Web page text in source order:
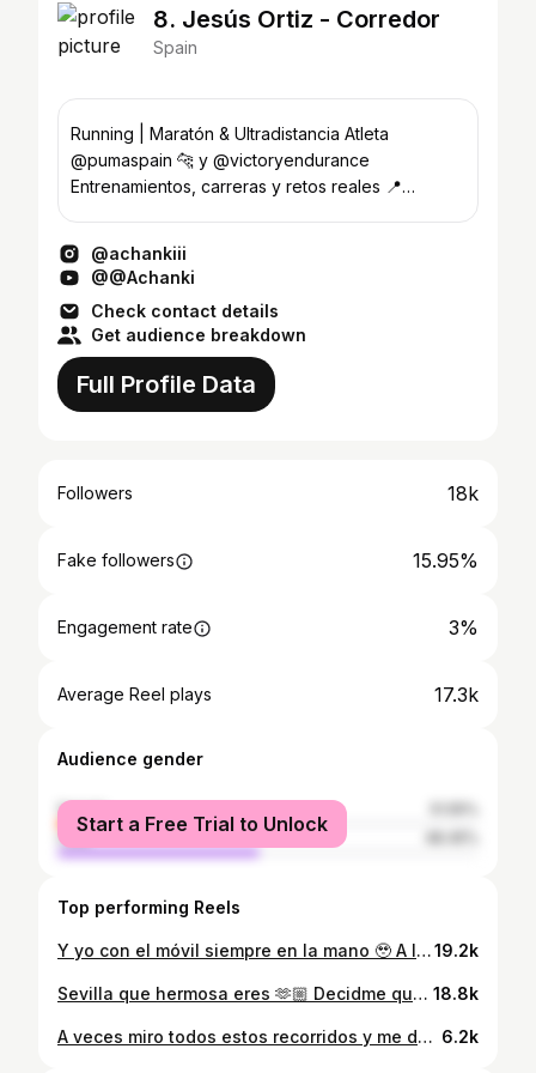
8. Jesús Ortiz - Corredor
Spain
Running | Maratón & Ultradistancia Atleta
@pumaspain 🐆 y @victoryendurance
Entrenamientos, carreras y retos reales 📍
@achankiii
@@Achanki
Check contact details
Get audience breakdown
Full Profile Data
Followers 18k
Fake followers 15.95%
Engagement rate 3%
Average Reel plays 17.3k
Audience gender
female
male
Start a Free Trial to Unlock
Top performing Reels
Y yo con el móvil siempre en la mano 🥹 A la próxima lo dejo en casa! 👉🏼👈🏼19.2k
Sevilla que hermosa eres 🫶🏼 Decidme que también hacéis esto cuando vais a correr a un sitio nuevo 😌 Aunque si vas muy rápido hay cosas que no te das cuenta 😅 18.8k
A veces miro todos estos recorridos y me doy cuenta de que no son solo líneas en un mapa… son los meses de mi vida que he dedicado a perseguir un sueño. Este año he corrido carreras, entrenos que parecían carreras, días en los que salía con ganas y otros en los que me costaba hasta atarme las zapatillas. He dejado cosas de lado, he dicho que no a planes, he cambiado horarios y he ajustado mi vida para una sola idea: llegar a Valencia preparado para pelear el sub 2:50. Y mientras entrenaba, me di cuenta de que no lo hacía solo por una marca. Lo hacía por mí. Por crecer. Por ver hasta dónde puedo llegar si de verdad me comprometo. Por ese desarrollo personal que te regala el running sin que te des cuenta: disciplina, constancia, paciencia… y una versión de ti que no aparece si no la buscas. Cada una de estas rutas tiene detrás un día bueno, uno malo, una duda, una pequeña victoria o un “vamos a intentarlo otra vez”. Y todo junto forma una historia que solo tiene sentido cuando miras atrás y piensas: “Mereció la pena levantarse incluso cuando no apetecía.” Ahora, con todo el trabajo hecho, Valencia está aquí delante. Y yo también. Con todo lo que he corrido, con todo lo que he aprendido, con todo lo que he crecido. A por ese sueño. A por ese sub 2:50 💜🔥 6.2k